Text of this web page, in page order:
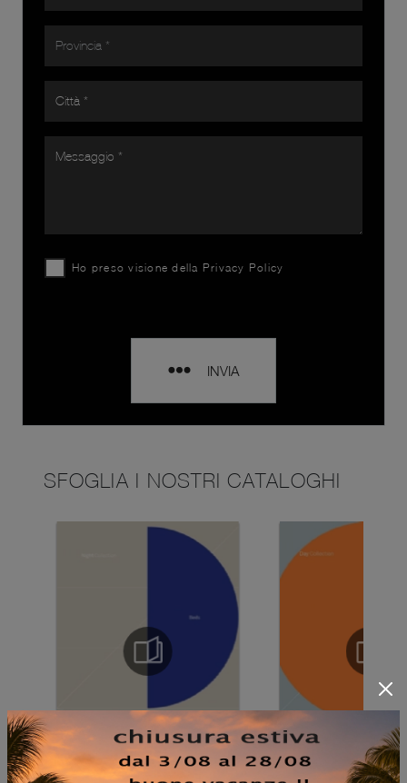
Ho preso visione della Privacy Policy
INVIA
SFOGLIA I NOSTRI CATALOGHI